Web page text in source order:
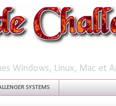
Windows, Linux, Mac et
SYSTEMS